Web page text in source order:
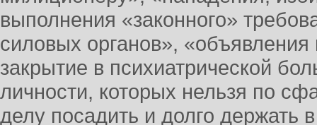
выполнения «законного»
силовых органов»,
закрытие в психиатрической
личности, которых нельзя по
делу посадить и долго держать